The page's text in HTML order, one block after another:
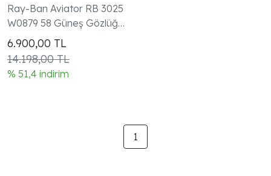
Güneş Gözlüğü
Ray-Ban Aviator RB 3025
W0879 58 Güneş Gözlüğü |
Çırağan Beşiktaş
6.900,00 TL
14.198,00 TL
% 51,4 indirim
1